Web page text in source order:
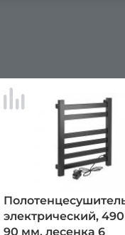
электрический, 490
90 мм, лесенка 6